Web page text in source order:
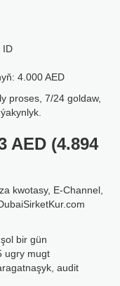
ID
4.000 AED
proses, 7/24 goldaw,
AED (4.894
kwotasy, E-Channel,
bir gün
ugry mugt
audit